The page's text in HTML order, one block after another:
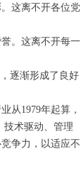
这离不开各位党
。这离不开每一
逐渐形成了良好
从1979年起算，
技术驱动、管理
争力，以适应不